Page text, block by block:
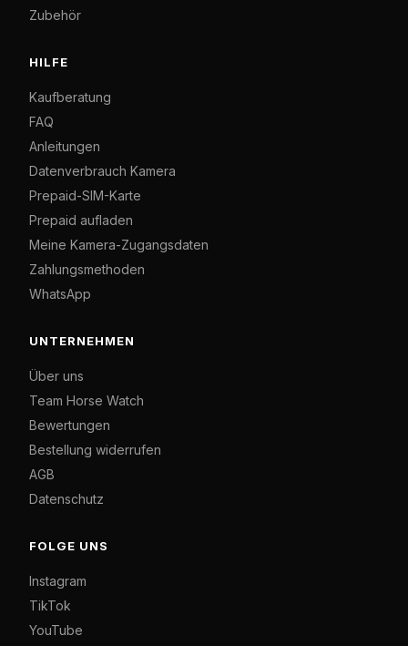
Zubehör
HILFE
Kaufberatung
FAQ
Anleitungen
Datenverbrauch Kamera
Prepaid-SIM-Karte
Prepaid aufladen
Meine Kamera-Zugangsdaten
Zahlungsmethoden
WhatsApp
UNTERNEHMEN
Über uns
Team Horse Watch
Bewertungen
Bestellung widerrufen
AGB
Datenschutz
FOLGE UNS
Instagram
TikTok
YouTube